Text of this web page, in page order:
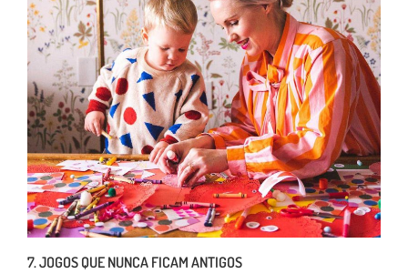
7. JOGOS QUE NUNCA FICAM ANTIGOS